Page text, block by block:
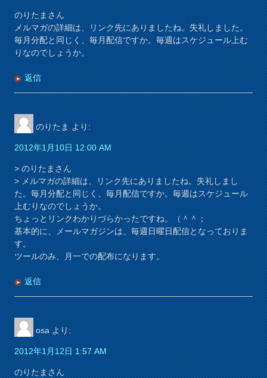
のりたまさん
メルマガの詳細は、リンク先にありましたね。失礼しました。
毎月分配と同じく、毎月配信ですか。毎週はスケジュール上む
りなのでしょうか。
返信
のりたま より:
2012年1月10日 12:00 AM
> のりたまさん
> メルマガの詳細は、リンク先にありましたね。失礼しまし
た。毎月分配と同じく、毎月配信ですか。毎週はスケジュール
上むりなのでしょうか。
ちょっとリンクわかりづらかったですね。（＾＾；
基本的に、メールマガジンは、毎週日曜日配信となっておりま
す。
ツールのみ、月一での配布になります。
返信
osa より:
2012年1月12日 1:57 AM
のりたまさん